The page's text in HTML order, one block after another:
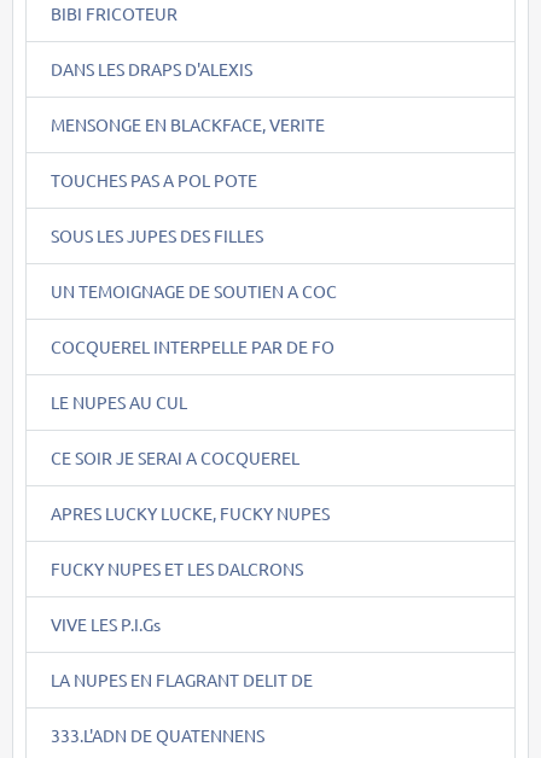
BIBI FRICOTEUR
DANS LES DRAPS D'ALEXIS
MENSONGE EN BLACKFACE, VERITE
TOUCHES PAS A POL POTE
SOUS LES JUPES DES FILLES
UN TEMOIGNAGE DE SOUTIEN A COC
COCQUEREL INTERPELLE PAR DE FO
LE NUPES AU CUL
CE SOIR JE SERAI A COCQUEREL
APRES LUCKY LUCKE, FUCKY NUPES
FUCKY NUPES ET LES DALCRONS
VIVE LES P.I.Gs
LA NUPES EN FLAGRANT DELIT DE
333.L'ADN DE QUATENNENS